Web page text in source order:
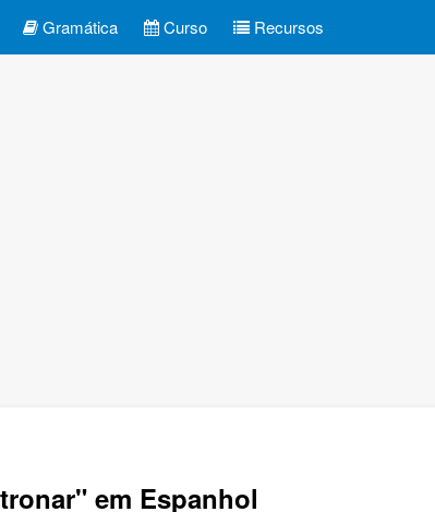
Gramática Curso Recursos
em Espanhol